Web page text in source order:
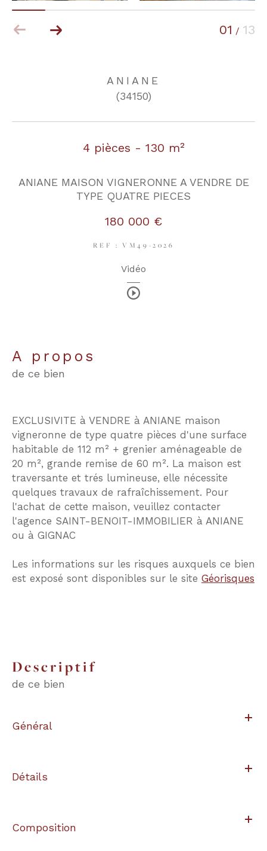
01 / 13
ANIANE
(34150)
4 pièces - 130 m²
ANIANE MAISON VIGNERONNE A VENDRE DE
TYPE QUATRE PIECES
180 000 €
REF : VM49-2026
Vidéo
a propos
de ce bien
EXCLUSIVITE à VENDRE à ANIANE maison
vigneronne de type quatre pièces d'une surface
habitable de 112 m² + grenier aménageable de
20 m², grande remise de 60 m². La maison est
traversante et trés lumineuse, elle nécessite
quelques travaux de rafraîchissement. Pour
l'achat de cette maison, veuillez contacter
l'agence SAINT-BENOIT-IMMOBILIER à ANIANE
ou à GIGNAC
Les informations sur les risques auxquels ce bien
est exposé sont disponibles sur le site Géorisques
descriptif
de ce bien
Général
Détails
Composition
COUPS DE COEUR EXCLUSIVITÉS